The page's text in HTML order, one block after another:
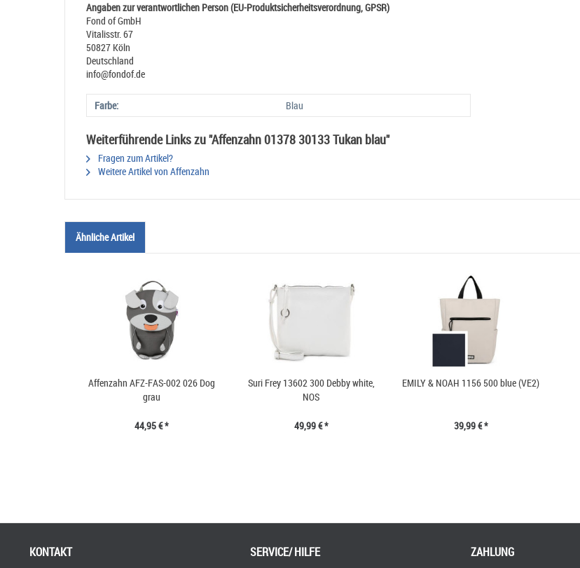
Angaben zur verantwortlichen Person (EU-Produktsicherheitsverordnung, GPSR)
Fond of GmbH
Vitalisstr. 67
50827 Köln
Deutschland
info@fondof.de
Farbe: Blau
Weiterführende Links zu "Affenzahn 01378 30133 Tukan blau"
Fragen zum Artikel?
Weitere Artikel von Affenzahn
Ähnliche Artikel
Affenzahn AFZ-FAS-002 026 Dog
grau
44,95 € *
Suri Frey 13602 300 Debby white,
NOS
49,99 € *
EMILY & NOAH 1156 500 blue (VE2)
39,99 € *
KONTAKT SERVICE/ HILFE ZAHLUNG